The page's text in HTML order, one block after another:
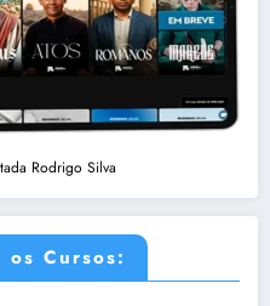
Rodrigo Silva
os Cursos: